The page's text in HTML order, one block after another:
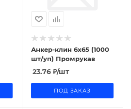
Анкер-клин 6x65 (1000
шт/уп) Промрукав
23.76 ₽/шт
ПОД ЗАКАЗ